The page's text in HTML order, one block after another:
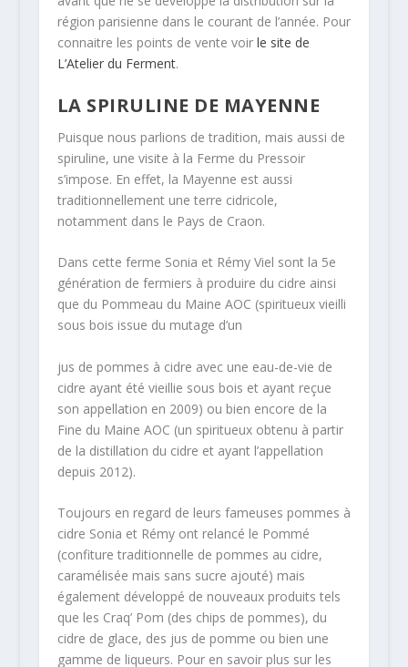
région parisienne dans le courant de l’année. Pour
connaitre les points de vente voir le site de
L’Atelier du Ferment.
LA SPIRULINE DE MAYENNE
Puisque nous parlions de tradition, mais aussi de
spiruline, une visite à la Ferme du Pressoir
s’impose. En effet, la Mayenne est aussi
traditionnellement une terre cidricole,
notamment dans le Pays de Craon.
Dans cette ferme Sonia et Rémy Viel sont la 5e
génération de fermiers à produire du cidre ainsi
que du Pommeau du Maine AOC (spiritueux vieilli
sous bois issue du mutage d’un
jus de pommes à cidre avec une eau-de-vie de
cidre ayant été vieillie sous bois et ayant reçue
son appellation en 2009) ou bien encore de la
Fine du Maine AOC (un spiritueux obtenu à partir
de la distillation du cidre et ayant l’appellation
depuis 2012).
Toujours en regard de leurs fameuses pommes à
cidre Sonia et Rémy ont relancé le Pommé
(confiture traditionnelle de pommes au cidre,
caramélisée mais sans sucre ajouté) mais
également développé de nouveaux produits tels
que les Craq’ Pom (des chips de pommes), du
cidre de glace, des jus de pomme ou bien une
gamme de liqueurs. Pour en savoir plus sur les